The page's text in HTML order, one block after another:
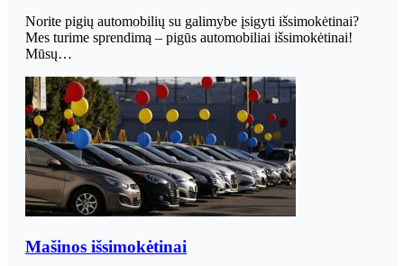
Norite pigių automobilių su galimybe įsigyti išsimokėtinai?
Mes turime sprendimą – pigūs automobiliai išsimokėtinai!
Mūsų…
Mašinos išsimokėtinai